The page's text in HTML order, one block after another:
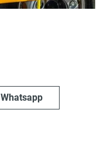
Whatsapp